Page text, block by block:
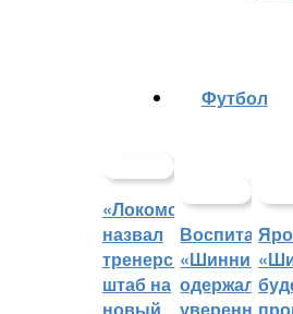
«Локомотив»
назвал
тренерский
штаб на
Футбол
«Шинника»
одержали